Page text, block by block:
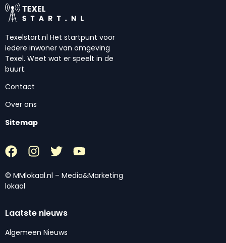
Texelstart.nl Het startpunt voor
iedere inwoner van omgeving
Texel. Weet wat er speelt in de
buurt.
Contact
Over ons
Sitemap
© MMlokaal.nl – Media&Marketing
lokaal
Laatste nieuws
Algemeen Nieuws